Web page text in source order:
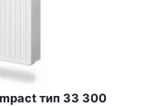
тип 33 300